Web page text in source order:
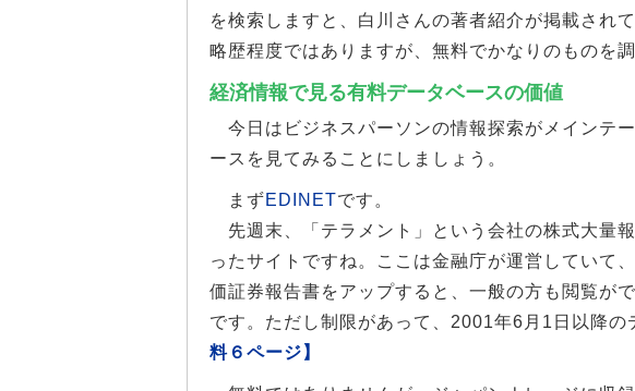
を検索しますと、白川さんの著者紹介が掲載され
略歴程度ではありますが、無料でかなりのものを
経済情報で見る有料データベースの価値
今日はビジネスパーソンの情報探索がメインテ
ースを見てみることにしましょう。
まずEDINETです。
先週末、「テラメント」という会社の株式大量
ったサイトですね。ここは金融庁が運営していて
価証券報告書をアップすると、一般の方も閲覧が
です。ただし制限があって、2001年6月1日以降の
料６ページ】